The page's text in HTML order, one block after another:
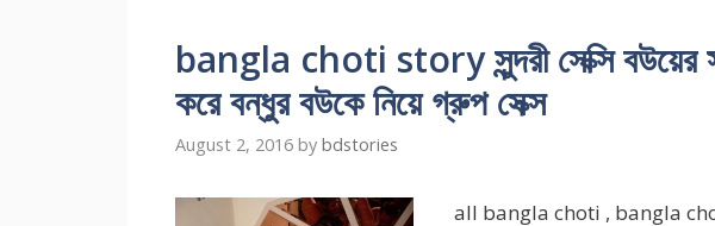
bangla choti story সুন্দরী সেক্সি বউয়ের
করে বন্ধুর বউকে নিয়ে গ্রুপ সেক্স
August 2, 2016 by bdstories
all bangla choti , bangla